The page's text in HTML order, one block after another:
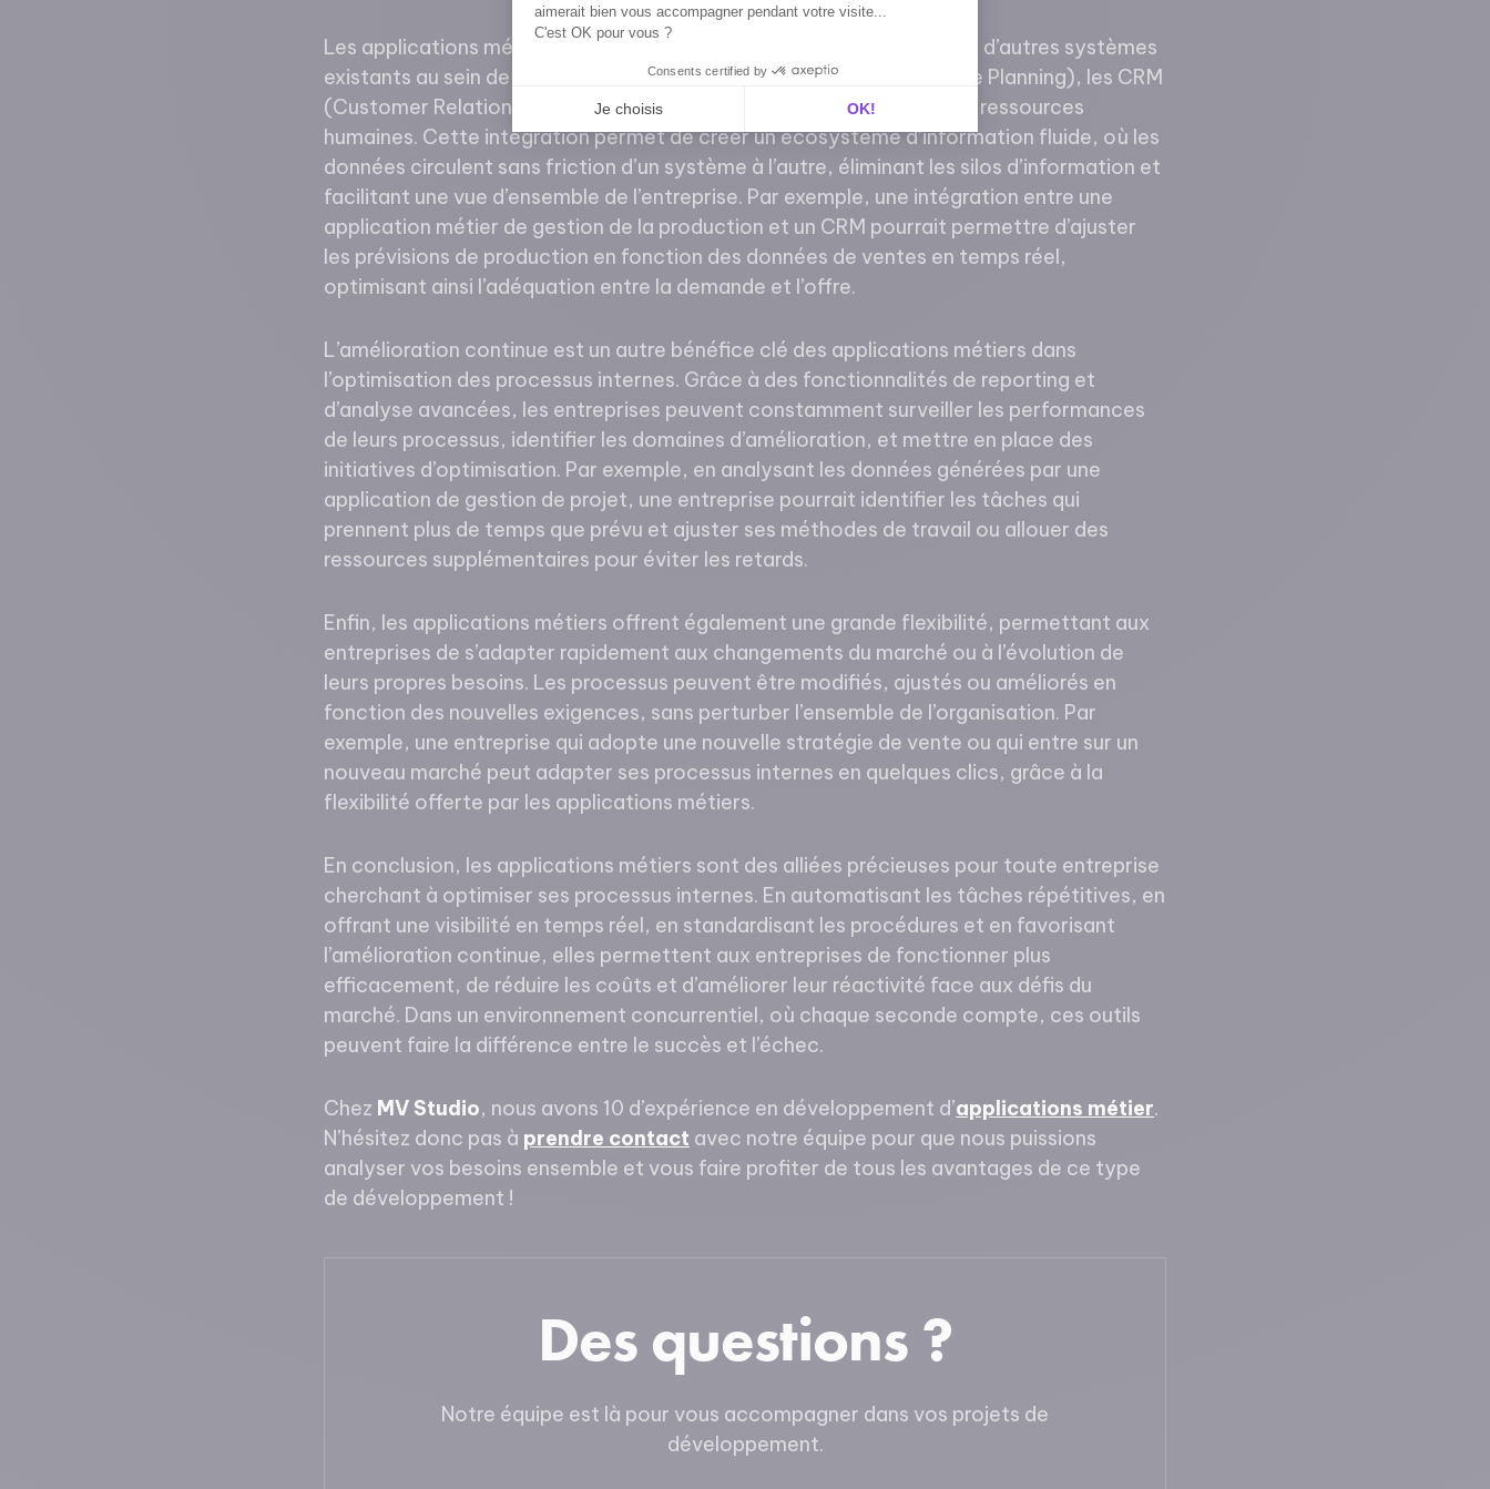
aimerait bien vous accompagner pendant votre visite...
C'est OK pour vous ?
Consents certified by
Je choisis OK!
Axeptio consent
Plateforme de Gestion du Consentement : Personnalisez vos Options
Notre plateforme vous permet d'adapter et de gérer vos paramètres de confidentialité, en garantissant la
Les applications métiers sont également capables de s’intégrer avec d’autres systèmes
existants au sein de l’entreprise, comme les ERP (Enterprise Resource Planning), les CRM
(Customer Relationship Management) ou les logiciels de gestion des ressources
humaines. Cette intégration permet de créer un écosystème d’information fluide, où les
données circulent sans friction d’un système à l’autre, éliminant les silos d’information et
facilitant une vue d’ensemble de l’entreprise. Par exemple, une intégration entre une
application métier de gestion de la production et un CRM pourrait permettre d’ajuster
les prévisions de production en fonction des données de ventes en temps réel,
optimisant ainsi l’adéquation entre la demande et l’offre.
L’amélioration continue est un autre bénéfice clé des applications métiers dans
l’optimisation des processus internes. Grâce à des fonctionnalités de reporting et
d’analyse avancées, les entreprises peuvent constamment surveiller les performances
de leurs processus, identifier les domaines d’amélioration, et mettre en place des
initiatives d’optimisation. Par exemple, en analysant les données générées par une
application de gestion de projet, une entreprise pourrait identifier les tâches qui
prennent plus de temps que prévu et ajuster ses méthodes de travail ou allouer des
ressources supplémentaires pour éviter les retards.
Enfin, les applications métiers offrent également une grande flexibilité, permettant aux
entreprises de s’adapter rapidement aux changements du marché ou à l’évolution de
leurs propres besoins. Les processus peuvent être modifiés, ajustés ou améliorés en
fonction des nouvelles exigences, sans perturber l’ensemble de l’organisation. Par
exemple, une entreprise qui adopte une nouvelle stratégie de vente ou qui entre sur un
nouveau marché peut adapter ses processus internes en quelques clics, grâce à la
flexibilité offerte par les applications métiers.
En conclusion, les applications métiers sont des alliées précieuses pour toute entreprise
cherchant à optimiser ses processus internes. En automatisant les tâches répétitives, en
offrant une visibilité en temps réel, en standardisant les procédures et en favorisant
l’amélioration continue, elles permettent aux entreprises de fonctionner plus
efficacement, de réduire les coûts et d’améliorer leur réactivité face aux défis du
marché. Dans un environnement concurrentiel, où chaque seconde compte, ces outils
peuvent faire la différence entre le succès et l’échec.
Chez MV Studio, nous avons 10 d’expérience en développement d’applications métier.
N’hésitez donc pas à prendre contact avec notre équipe pour que nous puissions
analyser vos besoins ensemble et vous faire profiter de tous les avantages de ce type
de développement !
Des questions ?
Notre équipe est là pour vous accompagner dans vos projets de
développement.